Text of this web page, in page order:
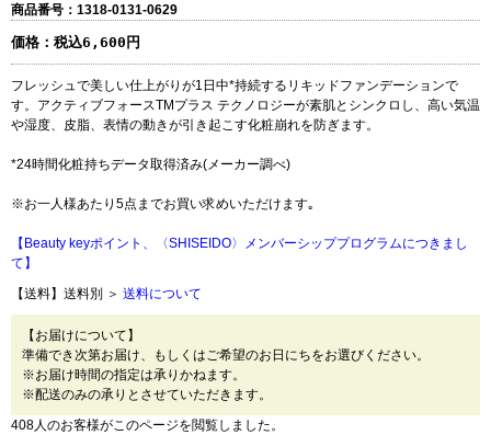
商品番号：1318-0131-0629
価格： 税込6,600円
フレッシュで美しい仕上がりが1日中*持続するリキッドファンデーションで
す。アクティブフォースTMプラス テクノロジーが素肌とシンクロし、高い気温
や湿度、皮脂、表情の動きが引き起こす化粧崩れを防ぎます。
*24時間化粧持ちデータ取得済み(メーカー調べ)
※お一人様あたり5点までお買い求めいただけます｡
【Beauty keyポイント、〈SHISEIDO〉メンバーシッププログラムにつきまし
て】
【送料】送料別 ＞ 送料について
【お届けについて】
準備でき次第お届け、もしくはご希望のお日にちをお選びください。
※お届け時間の指定は承りかねます。
※配送のみの承りとさせていただきます。
408人のお客様がこのページを閲覧しました。